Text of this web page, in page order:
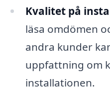
Kvalitet på
läsa omdömen
andra kunder
uppfattning om
installationen.